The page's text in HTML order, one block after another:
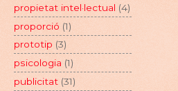
propietat intel·lectual (4)
proporció (1)
prototip (3)
psicologia (1)
publicitat (31)